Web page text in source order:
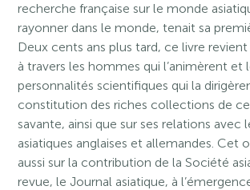
recherche française sur le monde
rayonner dans le monde, tenait sa
Deux cents ans plus tard, ce livre
à travers les hommes qui l’animèrent et
personnalités scientifiques qui la
constitution des riches collections de
savante, ainsi que sur ses relations avec
asiatiques anglaises et allemandes. Cet
aussi sur la contribution de la Société
revue, le Journal asiatique, à